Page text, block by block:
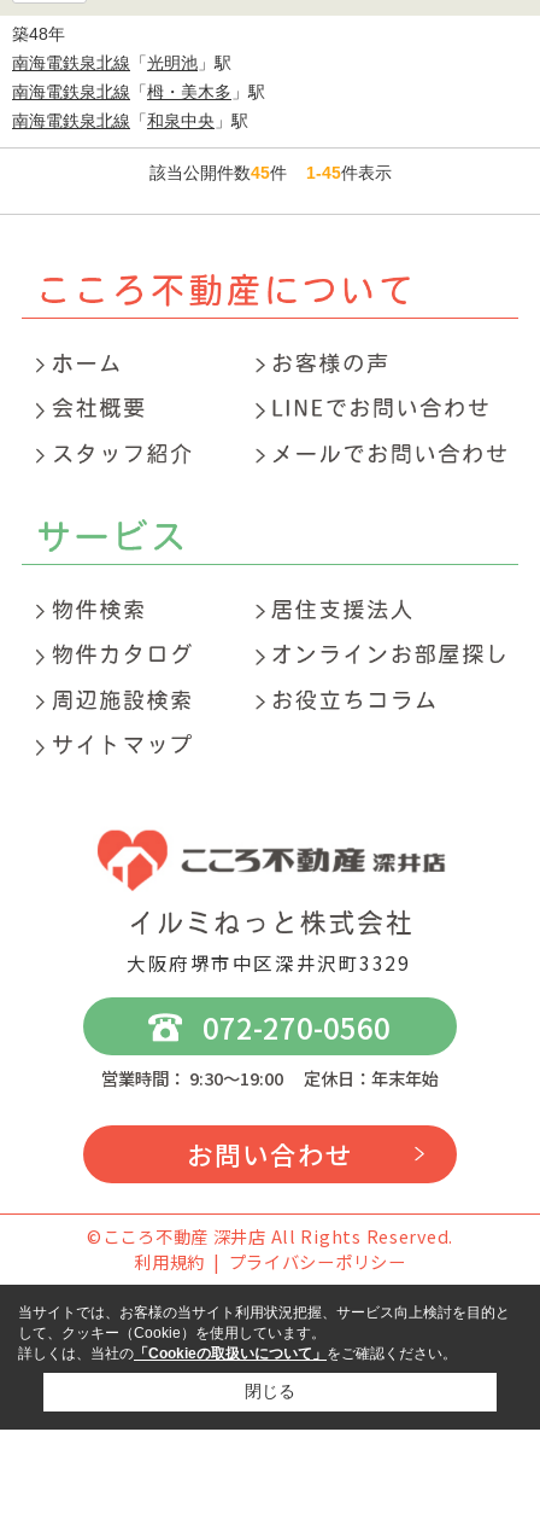
築48年
南海電鉄泉北線 「光明池 」駅
南海電鉄泉北線 「栂・美木多 」駅
南海電鉄泉北線 「和泉中央 」駅
該当公開件数45件1-45件表示
大阪府堺市中区深井沢町3329
072-270-0560
営業時間： 9:30～19:00 定休日：年末年始
お問い合わせ
©こころ不動産 深井店 All Rights Reserved.
利用規約
プライバシーポリシー
当サイトでは、お客様の当サイト利用状況把握、サービス向上検討を目的と
して、クッキー（Cookie）を使用しています。
詳しくは、当社の 「Cookieの取扱いについて」 をご確認ください。
閉じる